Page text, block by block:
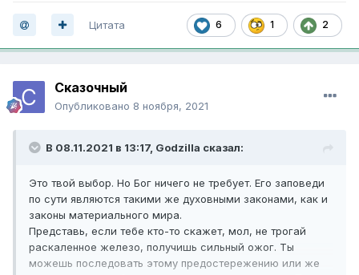
6 1 2
Цитата
Сказочный
Опубликовано 8 ноября, 2021
В 08.11.2021 в 13:17, Godzilla сказал:
Это твой выбор. Но Бог ничего не требует. Его заповеди
по сути являются такими же духовными законами, как и
законы материального мира.
Представь, если тебе кто-то скажет, мол, не трогай
раскаленное железо, получишь сильный ожог. Ты
можешь последовать этому предостережению или же